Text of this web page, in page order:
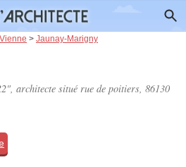
Vienne > Jaunay-Marigny
architecte situé rue de poitiers, 86130